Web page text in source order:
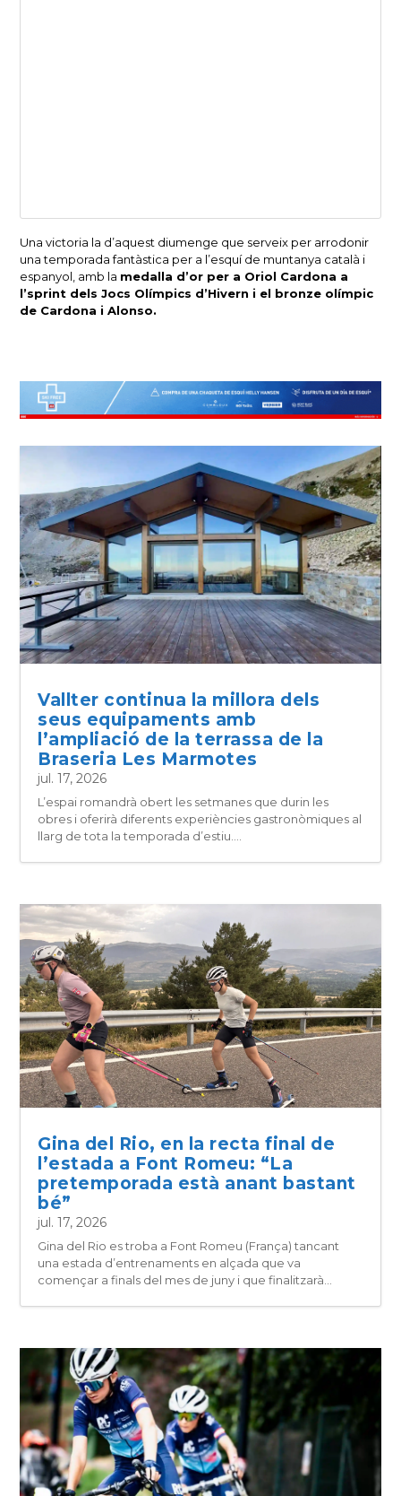
Una victoria la d’aquest diumenge que serveix per arrodonir
una temporada fantàstica per a l’esquí de muntanya català i
espanyol, amb la medalla d’or per a Oriol Cardona a
l’sprint dels Jocs Olímpics d’Hivern i el bronze olímpic
de Cardona i Alonso.
Vallter continua la millora dels
seus equipaments amb
l’ampliació de la terrassa de la
Braseria Les Marmotes
jul. 17, 2026
L’espai romandrà obert les setmanes que durin les
obres i oferirà diferents experiències gastronòmiques al
llarg de tota la temporada d’estiu....
Gina del Rio, en la recta final de
l’estada a Font Romeu: “La
pretemporada està anant bastant
bé”
jul. 17, 2026
Gina del Rio es troba a Font Romeu (França) tancant
una estada d’entrenaments en alçada que va
començar a finals del mes de juny i que finalitzarà...